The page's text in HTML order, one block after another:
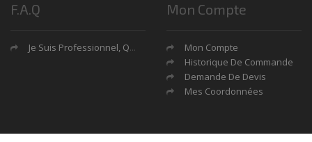
F.A.Q
Je Suis Professionnel, Quels Sont Mes Avantages?
Mon Compte
Mon Compte
Historique De Commande
Demande De Devis
Mes Coordonnées